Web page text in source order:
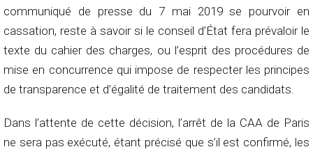
communiqué de presse du 7 mai 2019 se pourvoir en
cassation, reste à savoir si le conseil d’État fera prévaloir le
texte du cahier des charges, ou l’esprit des procédures de
mise en concurrence qui impose de respecter les principes
de transparence et d’égalité de traitement des candidats.
Dans l’attente de cette décision, l’arrêt de la CAA de Paris
ne sera pas exécuté, étant précisé que s’il est confirmé, les